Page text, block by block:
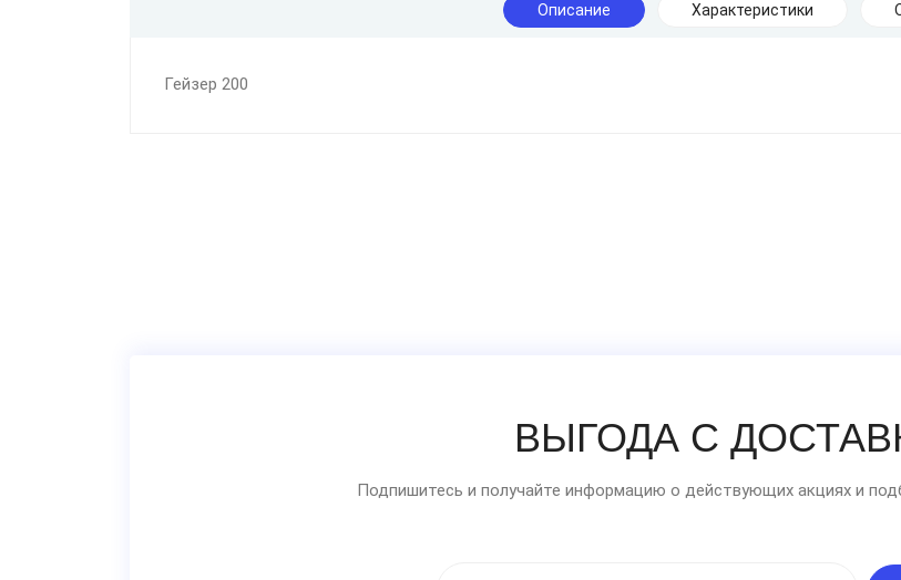
Описание Характеристики
Гейзер 200
ВЫГОДА С
Подпишитесь и получайте информацию о действующих акциях и